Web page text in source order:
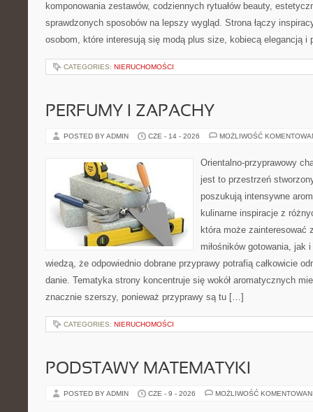
komponowania zestawów, codziennych rytuałów beauty,
sprawdzonych sposobów na lepszy wygląd. Strona łączy
osobom, które interesują się modą plus size, kobiecą elegancją
CATEGORIES: NIERUCHOMOŚCI
PERFUMY I ZAPACHY
POSTED BY ADMIN CZE - 14 - 2026 MOŻLIWOŚĆ
Orientalno-przyprawowy
jest to przestrzeń
poszukują intensywne
kulinarne inspiracje z
która może zainteresować
miłośników gotowania, jak
wiedzą, że odpowiednio dobrane przyprawy potrafią całkowicie
danie. Tematyka strony koncentruje się wokół aromatycznych
znacznie szerszy, ponieważ przyprawy są tu […]
CATEGORIES: NIERUCHOMOŚCI
PODSTAWY MATEMATYKI
POSTED BY ADMIN CZE - 9 - 2026 MOŻLIWOŚĆ